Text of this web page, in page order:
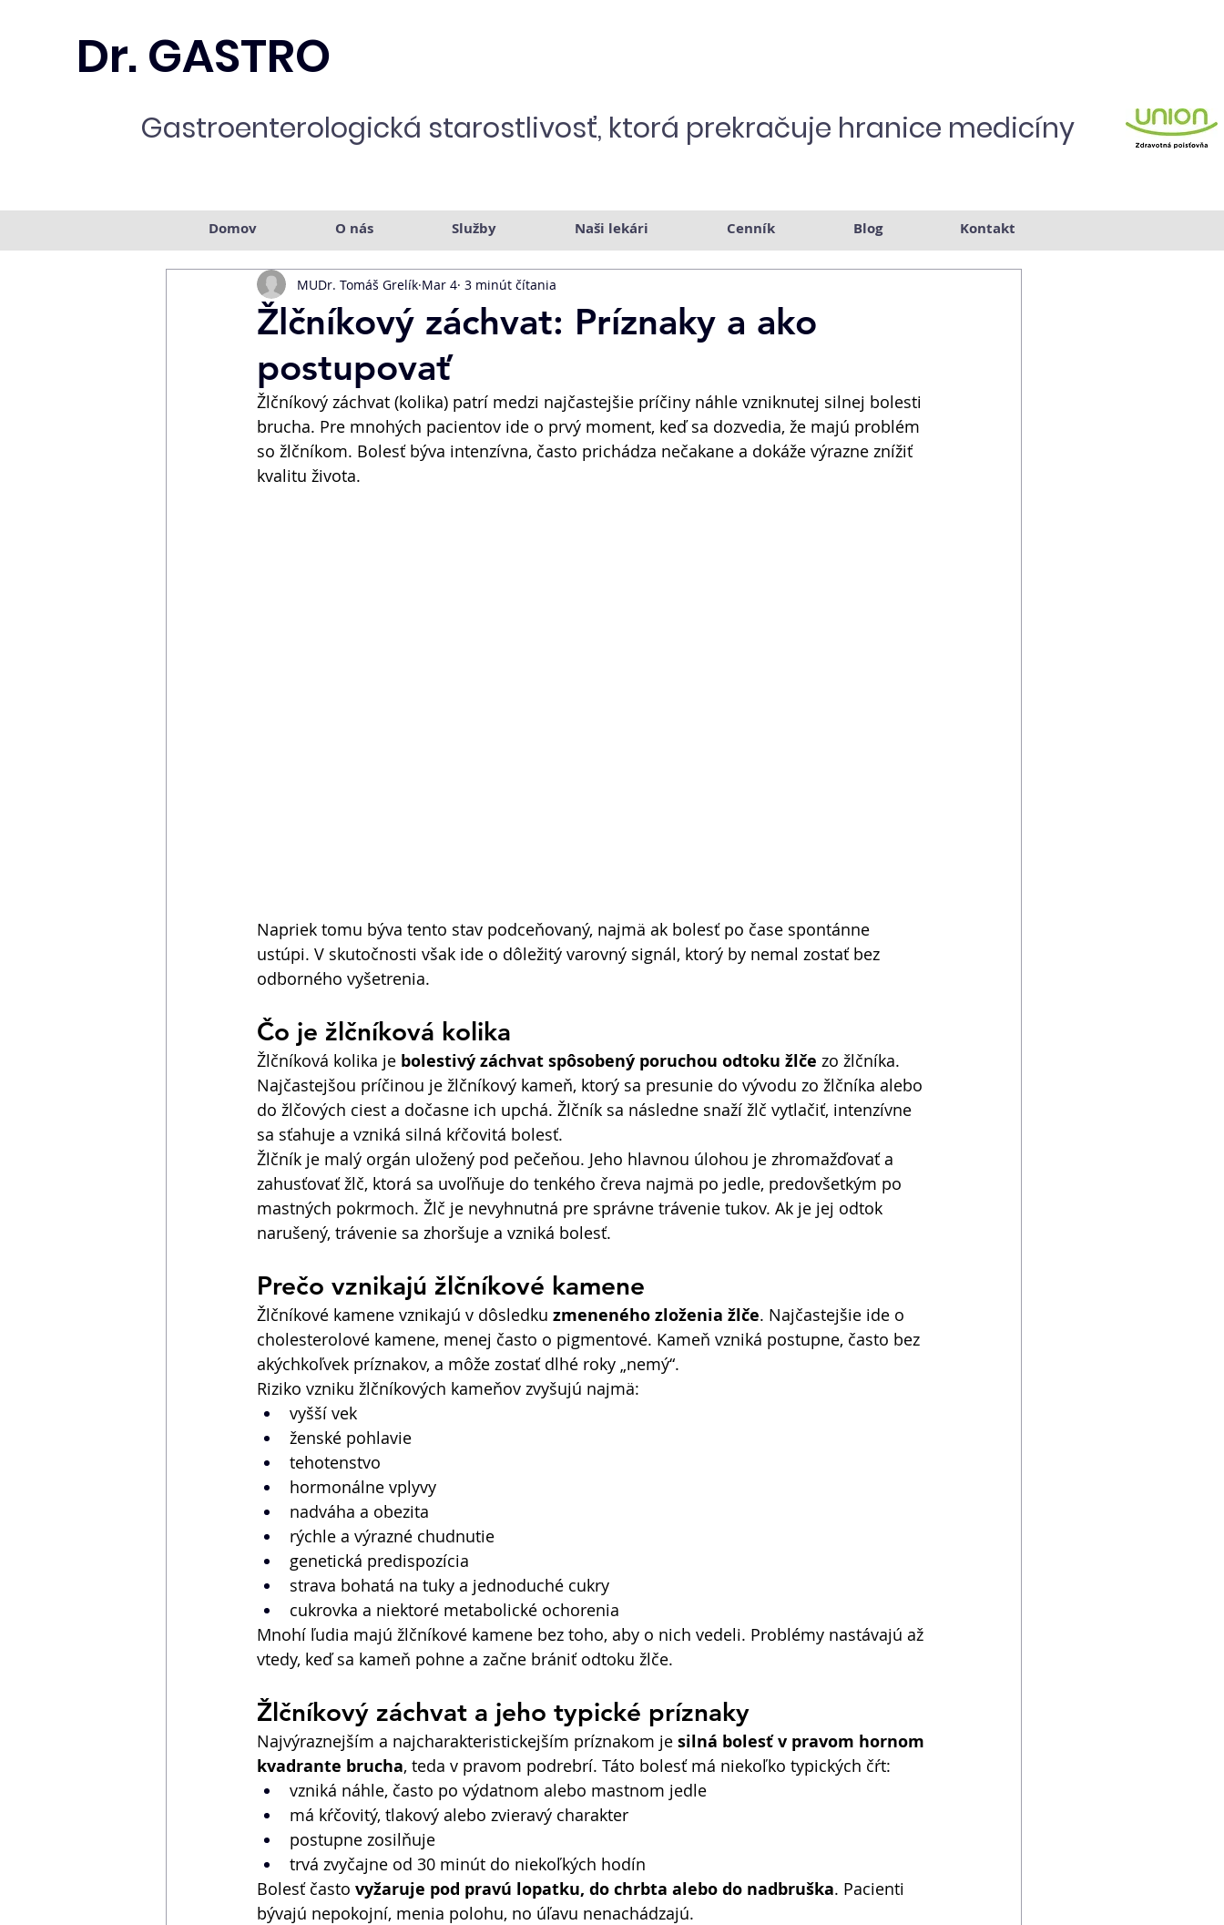
Dr. GASTRO
Gastroenterologická starostlivosť, ktorá prekračuje hranice medicíny
Domov O nás Služby Naši lekári Cenník Blog Kontakt
Žlčníkový záchvat: Príznaky a ako
postupovať
MUDr. Tomáš Grelík Mar 4 3 minút čítania
Žlčníkový záchvat (kolika) patrí medzi najčastejšie príčiny náhle vzniknutej silnej bolesti
brucha. Pre mnohých pacientov ide o prvý moment, keď sa dozvedia, že majú problém
so žlčníkom. Bolesť býva intenzívna, často prichádza nečakane a dokáže výrazne znížiť
kvalitu života.
Napriek tomu býva tento stav podceňovaný, najmä ak bolesť po čase spontánne
ustúpi. V skutočnosti však ide o dôležitý varovný signál, ktorý by nemal zostať bez
odborného vyšetrenia.
Čo je žlčníková kolika
Žlčníková kolika je bolestivý záchvat spôsobený poruchou odtoku žlče zo žlčníka.
Najčastejšou príčinou je žlčníkový kameň, ktorý sa presunie do vývodu zo žlčníka alebo
do žlčových ciest a dočasne ich upchá. Žlčník sa následne snaží žlč vytlačiť, intenzívne
sa sťahuje a vzniká silná kŕčovitá bolesť.
Žlčník je malý orgán uložený pod pečeňou. Jeho hlavnou úlohou je zhromažďovať a
zahusťovať žlč, ktorá sa uvoľňuje do tenkého čreva najmä po jedle, predovšetkým po
mastných pokrmoch. Žlč je nevyhnutná pre správne trávenie tukov. Ak je jej odtok
narušený, trávenie sa zhoršuje a vzniká bolesť.
Prečo vznikajú žlčníkové kamene
Žlčníkové kamene vznikajú v dôsledku zmeneného zloženia žlče. Najčastejšie ide o
cholesterolové kamene, menej často o pigmentové. Kameň vzniká postupne, často bez
akýchkoľvek príznakov, a môže zostať dlhé roky „nemý“.
Riziko vzniku žlčníkových kameňov zvyšujú najmä:
vyšší vek
ženské pohlavie
tehotenstvo
hormonálne vplyvy
nadváha a obezita
rýchle a výrazné chudnutie
genetická predispozícia
strava bohatá na tuky a jednoduché cukry
cukrovka a niektoré metabolické ochorenia
Mnohí ľudia majú žlčníkové kamene bez toho, aby o nich vedeli. Problémy nastávajú až
vtedy, keď sa kameň pohne a začne brániť odtoku žlče.
Žlčníkový záchvat a jeho typické príznaky
Najvýraznejším a najcharakteristickejším príznakom je silná bolesť v pravom hornom
kvadrante brucha, teda v pravom podrebrí. Táto bolesť má niekoľko typických čŕt:
vzniká náhle, často po výdatnom alebo mastnom jedle
má kŕčovitý, tlakový alebo zvieravý charakter
postupne zosilňuje
trvá zvyčajne od 30 minút do niekoľkých hodín
Bolesť často vyžaruje pod pravú lopatku, do chrbta alebo do nadbruška. Pacienti
bývajú nepokojní, menia polohu, no úľavu nenachádzajú.